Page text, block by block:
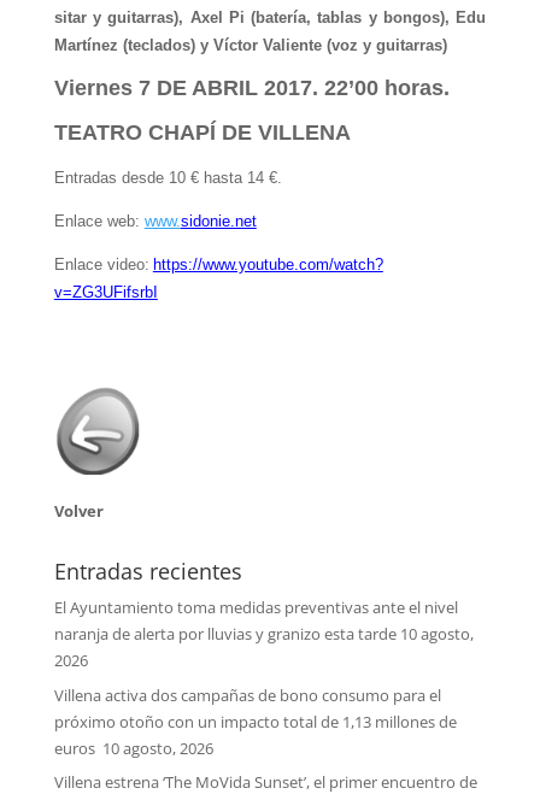
sitar y guitarras), Axel Pi (batería, tablas y bongos), Edu
Martínez (teclados) y Víctor Valiente (voz y guitarras)
Viernes 7 DE ABRIL 2017. 22’00 horas.
TEATRO CHAPÍ DE VILLENA
Entradas desde 10 € hasta 14 €.
Enlace web: www.sidonie.net
Enlace video: https://www.youtube.com/watch?
v=ZG3UFifsrbI
Volver
Entradas recientes
El Ayuntamiento toma medidas preventivas ante el nivel
naranja de alerta por lluvias y granizo esta tarde 10 agosto,
2026
Villena activa dos campañas de bono consumo para el
próximo otoño con un impacto total de 1,13 millones de
euros 10 agosto, 2026
Villena estrena ‘The MoVida Sunset’, el primer encuentro de